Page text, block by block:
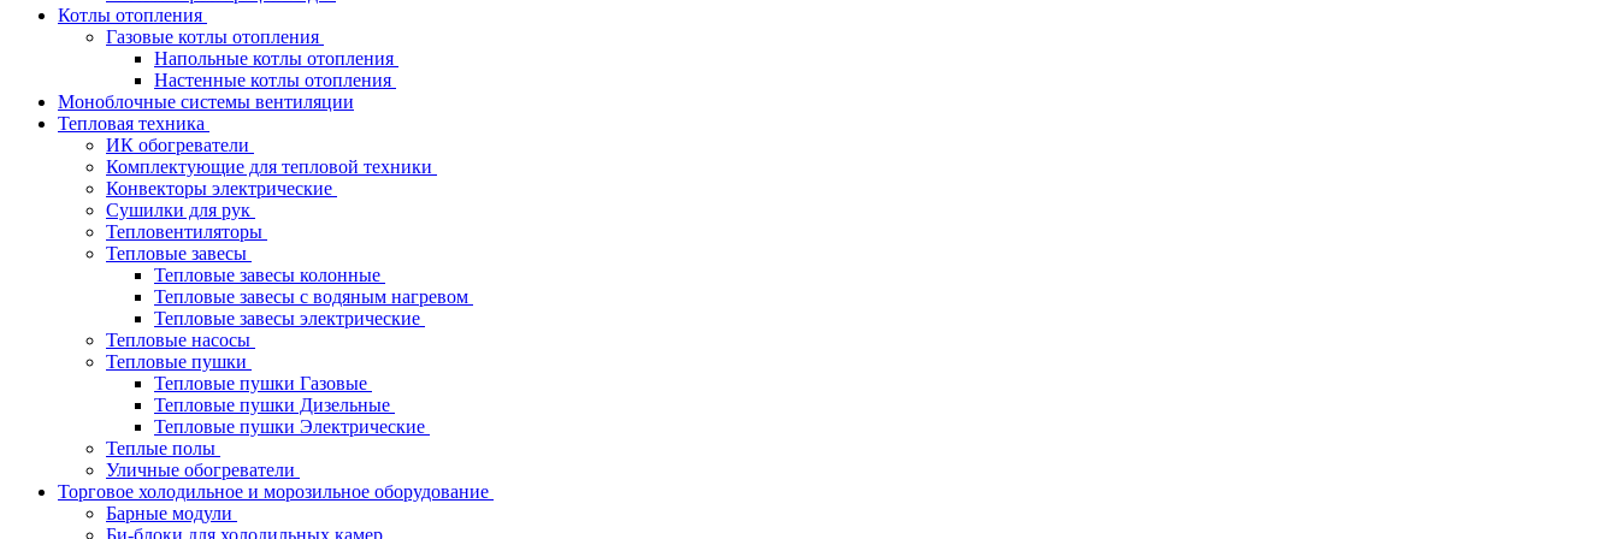
Котлы отопления
Газовые котлы отопления
Напольные котлы отопления
Настенные котлы отопления
Моноблочные системы вентиляции
Тепловая техника
ИК обогреватели
Комплектующие для тепловой техники
Конвекторы электрические
Сушилки для рук
Тепловентиляторы
Тепловые завесы
Тепловые завесы колонные
Тепловые завесы с водяным нагревом
Тепловые завесы электрические
Тепловые насосы
Тепловые пушки
Тепловые пушки Газовые
Тепловые пушки Дизельные
Тепловые пушки Электрические
Теплые полы
Уличные обогреватели
Торговое холодильное и морозильное оборудование
Барные модули
Би-блоки для холодильных камер